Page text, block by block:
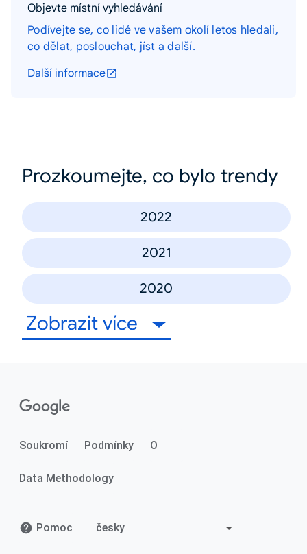
Objevte místní vyhledávání
Podívejte se, co lidé ve vašem okolí letos hledali,
co dělat, poslouchat, jíst a další.
Další informace
Prozkoumejte, co bylo trendy
2022
2021
2020
Zobrazit více
Soukromí Podmínky O
Data Methodology
Pomoc